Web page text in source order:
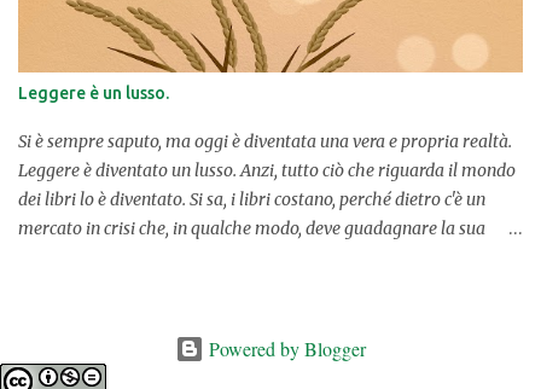
principio sembra sola, rimasta incastrata in un progetto che
sarebbe dovuto essere ben diverso, ma che la infila in una
situazione tutt'altro che agevole. Una volta ottenuta la possibilità
di mettere mano alla locanda e di riaprirla ricreando vecchie
abitudini in paese, come quella del piccolo bar in cui si
raccoglievano le persone a chi...
Leggere è un lusso.
Si è sempre saputo, ma oggi è diventata una vera e propria realtà.
Leggere è diventato un lusso. Anzi, tutto ciò che riguarda il mondo
dei libri lo è diventato. Si sa, i libri costano, perché dietro c'è un
mercato in crisi che, in qualche modo, deve guadagnare la sua
umanamente – invece dovrebbero essere alla portata di tutti,
anche dei ceti meno abbienti. Questo per favorire la cultura,
Powered by Blogger